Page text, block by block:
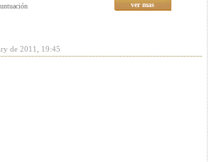
ver mas
de 2011, 19:45